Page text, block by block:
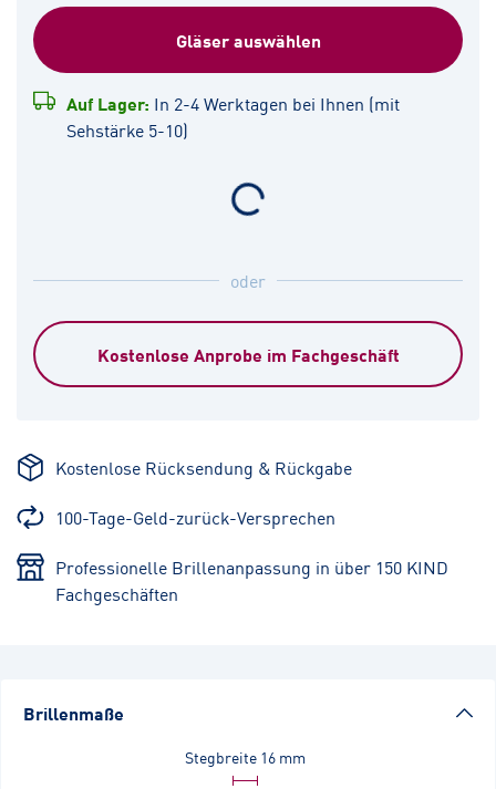
Gläser auswählen
Auf Lager: In 2-4 Werktagen bei Ihnen (mit
Sehstärke 5-10)
oder
Kostenlose Anprobe im Fachgeschäft
Kostenlose Rücksendung & Rückgabe
100-Tage-Geld-zurück-Versprechen
Professionelle Brillenanpassung in über 150 KIND
Fachgeschäften
Brillenmaße
Stegbreite 16 mm